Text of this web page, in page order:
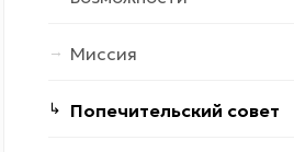
Миссия
Попечительский cовет